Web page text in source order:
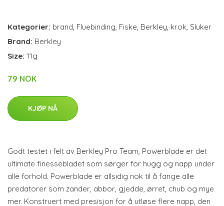
Kategorier: brand, Fluebinding, Fiske, Berkley, krok, Sluker
Brand: Berkley
Size: 11g
79 NOK
KJØP NÅ
Godt testet i felt av Berkley Pro Team, Powerblade er det
ultimate finessebladet som sørger for hugg og napp under
alle forhold. Powerblade er allsidig nok til å fange alle
predatorer som zander, abbor, gjedde, ørret, chub og mye
mer. Konstruert med presisjon for å utløse flere napp, den